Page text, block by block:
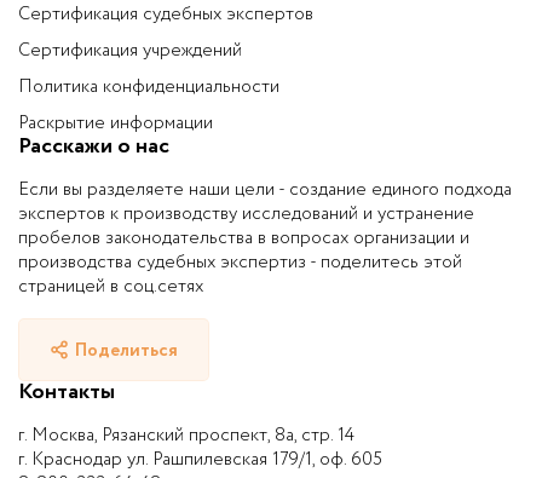
Сертификация судебных экспертов
Сертификация учреждений
Политика конфиденциальности
Раскрытие информации
Расскажи о нас
Если вы разделяете наши цели - создание единого подхода
экспертов к производству исследований и устранение
пробелов законодательства в вопросах организации и
производства судебных экспертиз - поделитесь этой
страницей в соц.сетях
Поделиться
Контакты
г. Москва, Рязанский проспект, 8а, стр. 14
г. Краснодар ул. Рашпилевская 179/1, оф. 605